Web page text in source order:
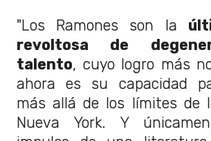
"Los Ramones son la
revoltosa de
talento, cuyo logro más
ahora es su capacidad
más allá de los límites de
Nueva York. Y